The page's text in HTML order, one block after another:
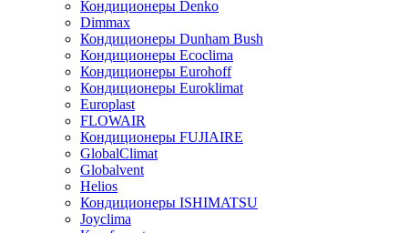
Кондиционеры Denko
Dimmax
Кондиционеры Dunham Bush
Кондиционеры Ecoclima
Кондиционеры Eurohoff
Кондиционеры Euroklimat
Europlast
FLOWAIR
Кондиционеры FUJIAIRE
GlobalClimat
Globalvent
Helios
Кондиционеры ISHIMATSU
Joyclima